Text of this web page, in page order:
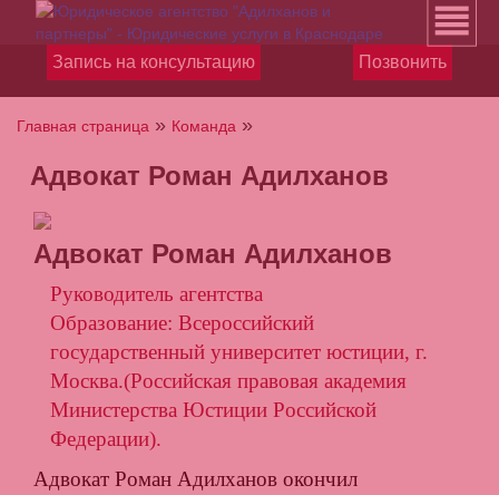
Запись на консультацию Позвонить
Главная страница » Команда »
Адвокат Роман Адилханов
Адвокат Роман Адилханов
Руководитель агентства
Образование: Всероссийский
государственный университет юстиции, г.
Москва.(Российская правовая академия
Министерства Юстиции Российской
Федерации).
Адвокат Роман Адилханов окончил